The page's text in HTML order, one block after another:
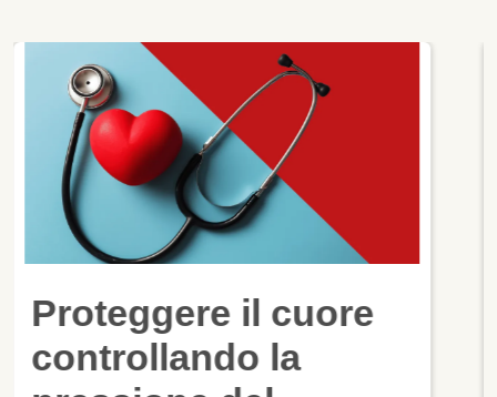
Giornata Mondiale
dell'Ipertensione: